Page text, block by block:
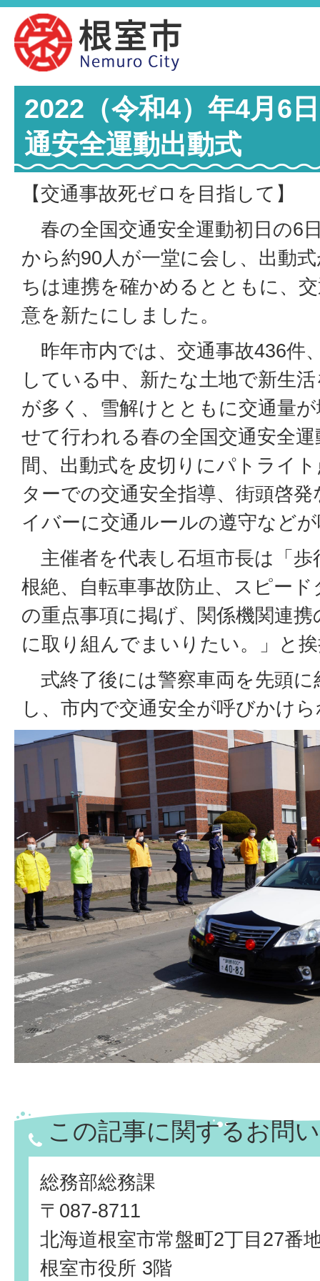
2022（令和4）年4月6
通安全運動出動式
【交通事故死ゼロを目指して】
春の全国交通安全運動初日の6
から約90人が一堂に会し、出動
ちは連携を確かめるとともに、
意を新たにしました。
昨年市内では、交通事故436件
している中、新たな土地で新生
が多く、雪解けとともに交通量
せて行われる春の全国交通安全
間、出動式を皮切りにパトライ
ターでの交通安全指導、街頭啓
イバーに交通ルールの遵守など
主催者を代表し石垣市長は「歩
根絶、自転車事故防止、スピー
の重点事項に掲げ、関係機関連
に取り組んでまいりたい。」と
式終了後には警察車両を先頭に
し、市内で交通安全が呼びかけ
この記事に関するお問
総務部総務課
〒087-8711
北海道根室市常盤町2丁目27番
根室市役所 3階